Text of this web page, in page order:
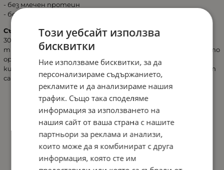
- без млечен протеин
- без глутен
Състав:
плодови пюрета общо съдържание 79,9% (банани
30,9%, ябълки 29%, праскови 20%), питейна вода,
тръстикова захар, царевично нишесте, био пълнозърнесто
оризово брашно, регулатор на киселинността: Лимонова
киселина, Витамин С. За производството на 100г. продукт
са използвани 93,3г. плодове.
Този уебсайт използва
бисквитки
Ние използваме бисквитки, за да
персонализираме съдържанието,
рекламите и да анализираме нашия
трафик. Също така споделяме
информация за използването на
нашия сайт от ваша страна с нашите
партньори за реклама и анализи,
които може да я комбинират с друга
информация, която сте им